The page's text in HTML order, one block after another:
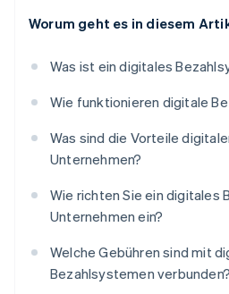
Worum geht es in diesem
Was ist ein digitales
Wie funktionieren digitale
Was sind die Vorteile
Unternehmen?
Wie richten Sie ein digitales
Unternehmen ein?
Welche Gebühren sind mit
Bezahlsystemen verbunden?